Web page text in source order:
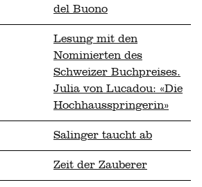
del Buono
Lesung mit den
Nominierten des
Schweizer Buchpreises.
Julia von Lucadou: «Die
Hochhausspringerin»
Salinger taucht ab
Zeit der Zauberer